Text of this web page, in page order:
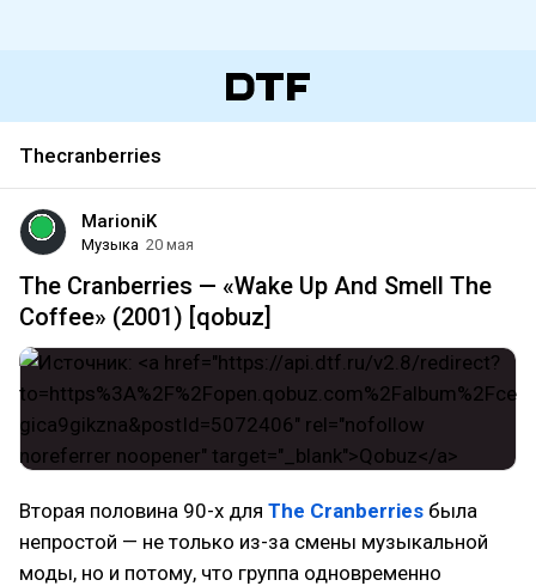
Thecranberries
MarioniK
Музыка 20 мая
The Cranberries — «Wake Up And Smell The
Coffee» (2001) [qobuz]
Вторая половина 90-х для The Cranberries была
непростой — не только из-за смены музыкальной
моды, но и потому, что группа одновременно